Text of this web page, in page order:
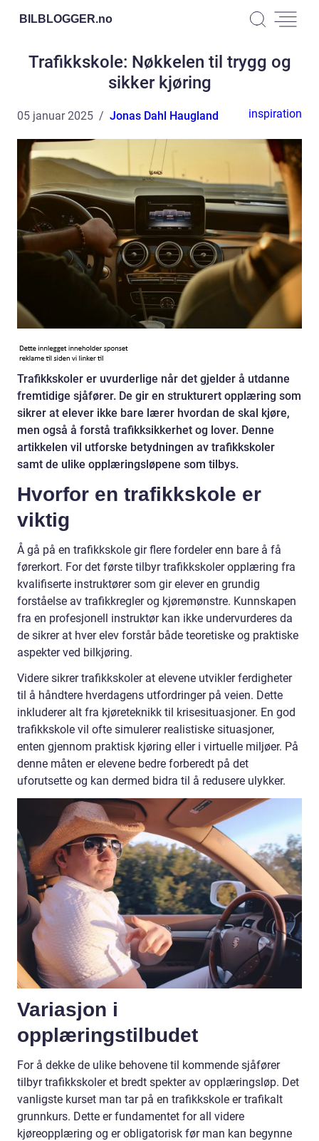
BILBLOGGER.no
Trafikkskole: Nøkkelen til trygg og
sikker kjøring
05 januar 2025 Jonas Dahl Haugland inspiration
Trafikkskoler er uvurderlige når det gjelder å utdanne
fremtidige sjåfører. De gir en strukturert opplæring som
sikrer at elever ikke bare lærer hvordan de skal kjøre,
men også å forstå trafikksikkerhet og lover. Denne
artikkelen vil utforske betydningen av trafikkskoler
samt de ulike opplæringsløpene som tilbys.
Hvorfor en trafikkskole er
viktig
Å gå på en trafikkskole gir flere fordeler enn bare å få
førerkort. For det første tilbyr trafikkskoler opplæring fra
kvalifiserte instruktører som gir elever en grundig
forståelse av trafikkregler og kjøremønstre. Kunnskapen
fra en profesjonell instruktør kan ikke undervurderes da
de sikrer at hver elev forstår både teoretiske og praktiske
aspekter ved bilkjøring.
Videre sikrer trafikkskoler at elevene utvikler ferdigheter
til å håndtere hverdagens utfordringer på veien. Dette
inkluderer alt fra kjøreteknikk til krisesituasjoner. En god
trafikkskole vil ofte simulerer realistiske situasjoner,
enten gjennom praktisk kjøring eller i virtuelle miljøer. På
denne måten er elevene bedre forberedt på det
uforutsette og kan dermed bidra til å redusere ulykker.
Variasjon i
opplæringstilbudet
For å dekke de ulike behovene til kommende sjåfører
tilbyr trafikkskoler et bredt spekter av opplæringsløp. Det
vanligste kurset man tar på en trafikkskole er trafikalt
grunnkurs. Dette er fundamentet for all videre
kjøreopplæring og er obligatorisk før man kan begynne